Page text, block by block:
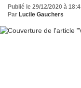
Publié le 29/12/2020 à
Par Lucile Gauchers